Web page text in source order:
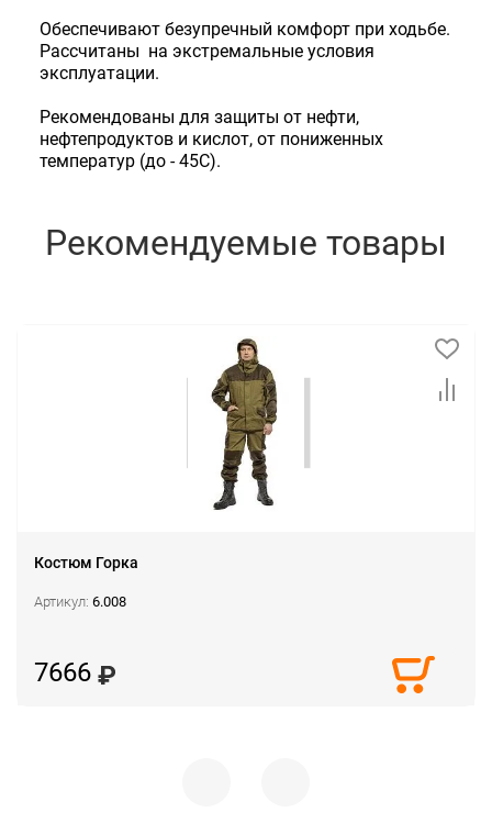
Обеспечивают безупречный комфорт при ходьбе.
Рассчитаны на экстремальные условия
эксплуатации.
Рекомендованы для защиты от нефти,
нефтепродуктов и кислот, от пониженных
температур (до - 45С).
Рекомендуемые товары
Костюм Горка
Артикул: 6.008
7666